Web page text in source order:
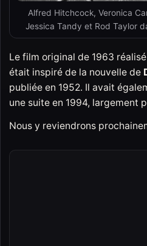
Alfred Hitchcock, Veronica
Jessica Tandy et Rod Taylor
Le film original de 1963
était inspiré de la nouvelle de
publiée en 1952. Il avait
une suite en 1994, largement
Nous y reviendrons